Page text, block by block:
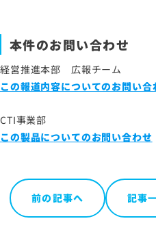
本件のお問い合わせ
経営推進本部 広報チーム
この報道内容についてのお問い合
CTI事業部
この製品についてのお問い合わせ
前の記事へ 記事